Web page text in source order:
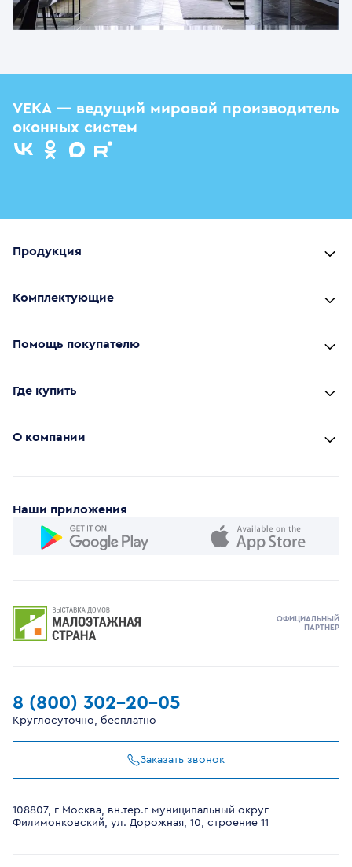
VEKA — ведущий мировой производитель
оконных систем
Продукция
Комплектующие
Помощь покупателю
Где купить
О компании
Наши приложения
8 (800) 302-20-05
Круглосуточно, бесплатно
Заказать звонок
ОФИЦИАЛЬНЫЙ
ПАРТНЕР
108807, г Москва, вн.тер.г муниципальный округ
Филимонковский, ул. Дорожная, 10, строение 11